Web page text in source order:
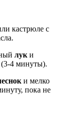
кастрюле с
лук и
(3-4 минуты).
и мелко
пока не